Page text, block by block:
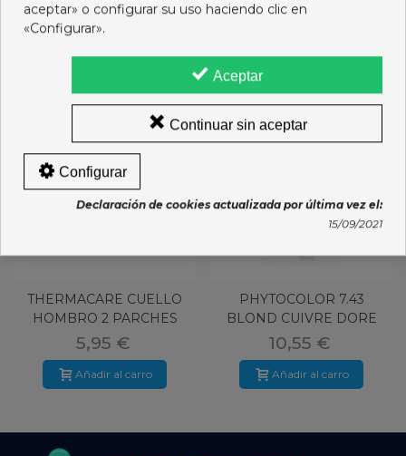
16 OTROS PRODUCTOS DE LA MISMA CATEGORÍA:
THERMACARE CUELLO
HOMBRO 2 PARCHES
TERMICOS
5,95 €
Añadir al carro
PHYTOCOLOR 7.43
BLOND CUIVRE DORE
10,55 €
Añadir al carro
aceptar» o configurar su uso haciendo clic en
«Configurar».
Aceptar
Continuar sin aceptar
Configurar
Declaración de cookies actualizada por última vez el:
15/09/2021